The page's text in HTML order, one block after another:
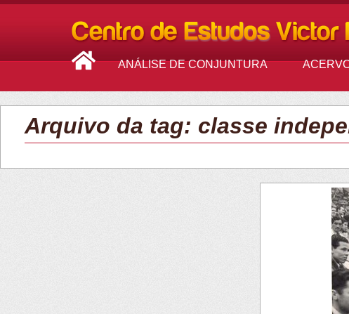
ANÁLISE DE CONJUNTURA
Arquivo da tag: classe